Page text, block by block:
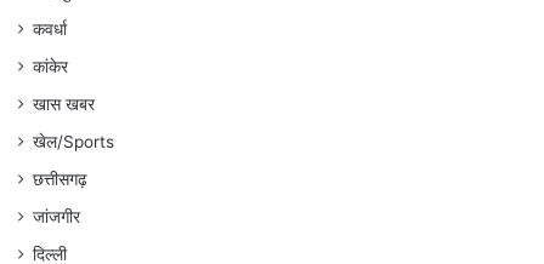
कवर्धा
कांकेर
खास खबर
खेल/Sports
छत्तीसगढ़
जांजगीर
दिल्ली